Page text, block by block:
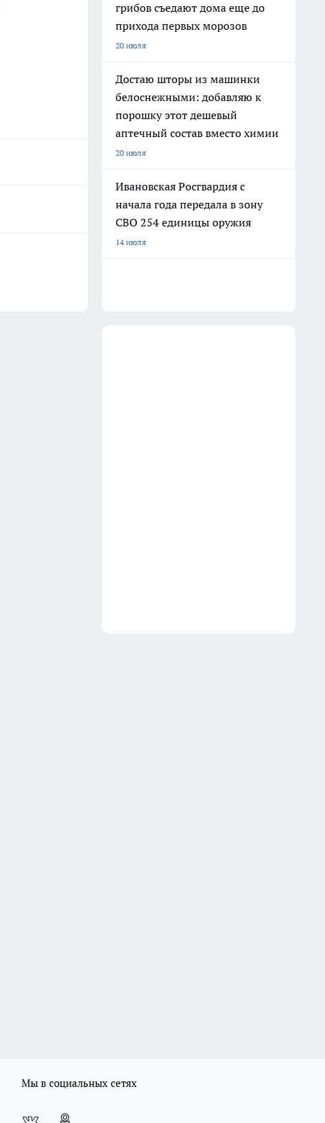
грибов съедают дома еще до
прихода первых морозов
20 июля
Достаю шторы из машинки
белоснежными: добавляю к
порошку этот дешевый
аптечный состав вместо химии
20 июля
Ивановская Росгвардия с
начала года передала в зону
СВО 254 единицы оружия
14 июля
Мы в социальных сетях